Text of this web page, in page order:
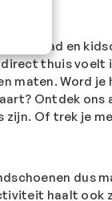
en
thuis voelt
maten. Word je
Ontdek ons
Of trek je
dus
haalt ook